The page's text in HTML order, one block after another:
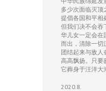
多少次面临灭顶
提倡各国和平相
但我们决不会吞
华儿女一定会在
而出，清除一切
团结起来与敌人
高高飘扬。只要
它葬身于汪洋大
2020.8.